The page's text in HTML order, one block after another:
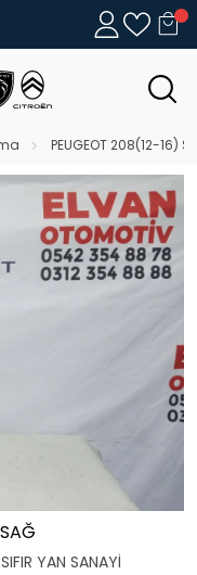
PEUGEOT 208(12-16)
YAN SANAYİ